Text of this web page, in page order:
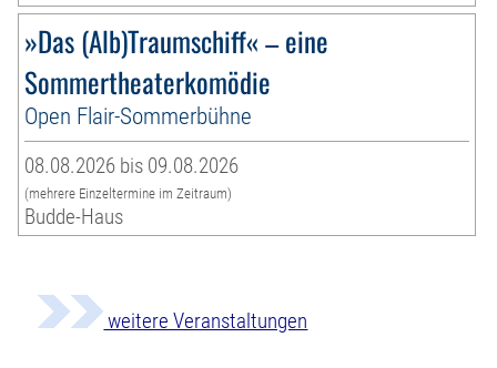
»Das (Alb)Traumschiff« – eine
Sommertheaterkomödie
Open Flair-Sommerbühne
08.08.2026 bis 09.08.2026
(mehrere Einzeltermine im Zeitraum)
Budde-Haus
weitere Veranstaltungen